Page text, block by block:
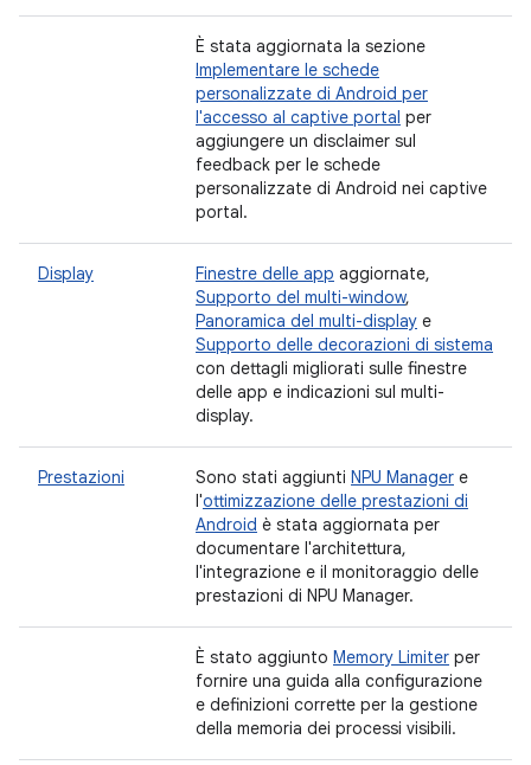
È stata aggiornata la sezione
Implementare le schede
personalizzate di Android per
l'accesso al captive portal per
aggiungere un disclaimer sul
feedback per le schede
personalizzate di Android nei captive
portal.
Display Finestre delle app aggiornate,
Supporto del multi-window,
Panoramica del multi-display e
Supporto delle decorazioni di sistema
con dettagli migliorati sulle finestre
delle app e indicazioni sul multi-
display.
Prestazioni Sono stati aggiunti NPU Manager e
l'ottimizzazione delle prestazioni di
Android è stata aggiornata per
documentare l'architettura,
l'integrazione e il monitoraggio delle
prestazioni di NPU Manager.
È stato aggiunto Memory Limiter per
fornire una guida alla configurazione
e definizioni corrette per la gestione
della memoria dei processi visibili.